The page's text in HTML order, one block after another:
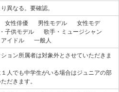
異なる。要確認。
女性俳優 男性モデル
女性モデ
子供モデル
歌手・ミュージシャン
イドル
一般人
ョン所属者は対象外とさせていただきま
人でも中学生がいる場合はジュニアの部
だきます。